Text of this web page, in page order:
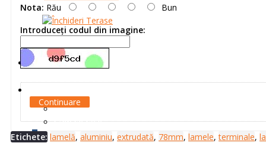
BLOG +
Setari si Montaje Automatizari
Cum se face
+
Nota: Rău
Bun
Introduceţi codul din imagine:
Continuare
Etichete: lamelă, aluminiu, extrudată, 78mm, lamele,terminale,